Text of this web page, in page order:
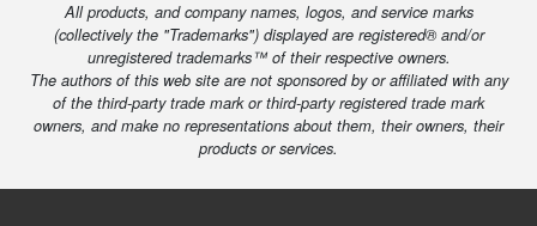
All products, and company names, logos, and service marks
(collectively the "Trademarks") displayed are registered® and/or
unregistered trademarks™ of their respective owners.
The authors of this web site are not sponsored by or affiliated with any
of the third-party trade mark or third-party registered trade mark
owners, and make no representations about them, their owners, their
products or services.